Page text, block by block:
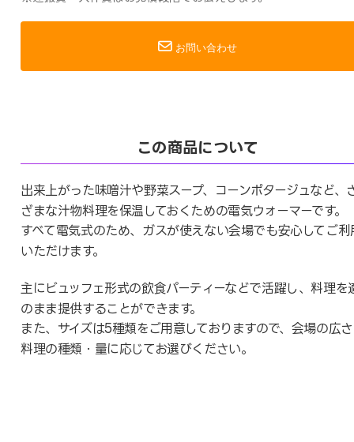
お問い合わせ
この商品について
出来上がった味噌汁や野菜スープ、コーンポタージュなど、
ざまな汁物料理を保温しておくための電気ウォーマーです。
すべて電気式のため、ガスが使えない会場でも安心してご利
いただけます。
主にビュッフェ形式の飲食パーティーなどで活躍し、料理を
のまま提供することができます。
また、サイズは5種類をご用意しておりますので、会場の広
料理の種類・量に応じてお選びください。